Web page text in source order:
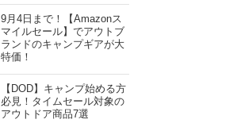
9月4日まで！【Amazonス
マイルセール】でアウトブ
ランドのキャンプギアが大
特価！
【DOD】キャンプ始める方
必見！タイムセール対象の
アウトドア商品7選